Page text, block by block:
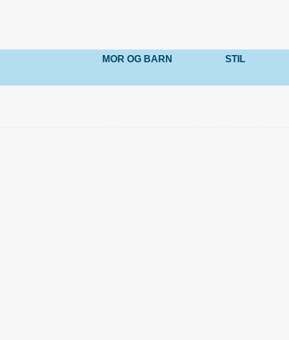
MOR OG BARN STIL